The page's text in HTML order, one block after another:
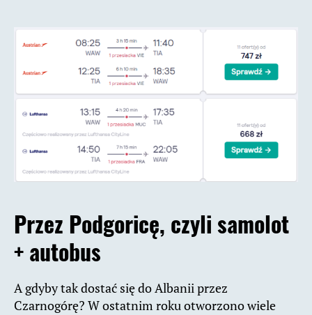
Przez Podgoricę, czyli samolot
+ autobus
A gdyby tak dostać się do Albanii przez
Czarnogórę? W ostatnim roku otworzono wiele